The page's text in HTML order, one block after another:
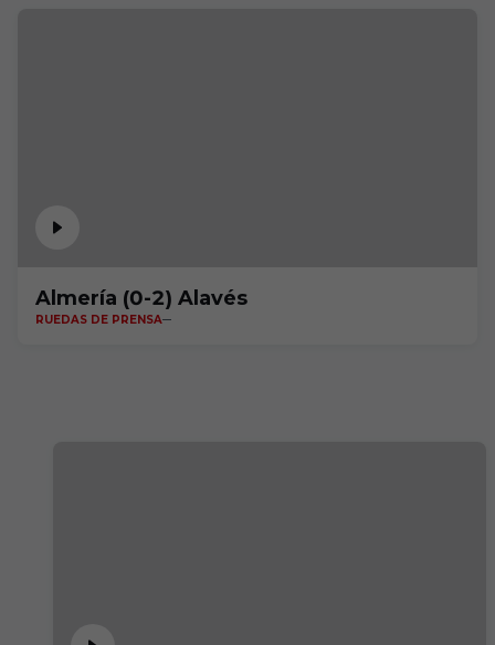
Almería (0-2) Alavés
RUEDAS DE PRENSA